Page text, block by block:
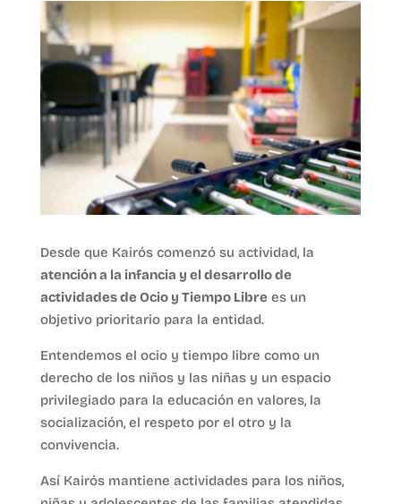
Desde que Kairós comenzó su actividad, la
atención a la infancia y el desarrollo de
actividades de Ocio y Tiempo Libre es un
objetivo prioritario para la entidad.
Entendemos el ocio y tiempo libre como un
derecho de los niños y las niñas y un espacio
privilegiado para la educación en valores, la
socialización, el respeto por el otro y la
convivencia.
Así Kairós mantiene actividades para los niños,